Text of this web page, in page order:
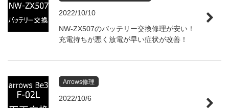
2022/10/10
NW-ZX507のバッテリー交換修理が安い！
充電持ちが悪く放電が早い症状が改善！
Arrows修理
2022/10/6